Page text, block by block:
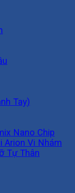
Tay)
Nano Chip
Arion Vi Nhám
Tự Thân